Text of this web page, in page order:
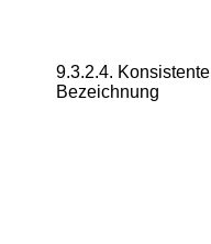
9.3.2.4. Konsistente
Bezeichnung